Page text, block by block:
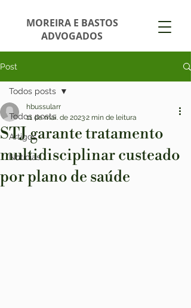
MOREIRA E BASTOS
ADVOGADOS
Post
Todos posts
Artigos
Notícias
Todos posts
STJ garante tratamento
multidisciplinar custeado
por plano de saúde
hbussularr
11 de mai. de 20232 min de leitura